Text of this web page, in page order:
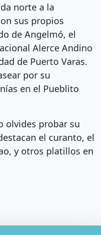
norte a la
sus propios
de Angelmó, el
Alerce Andino
de Puerto Varas.
por su
en el Pueblito
olvides probar su
el curanto, el
y otros platillos en